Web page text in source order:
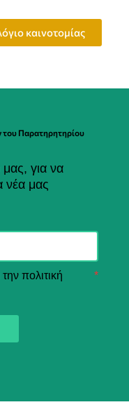
καινοτομίας
του Παρατηρητηρίου
μας, για να
νέα μας
πολιτική
*